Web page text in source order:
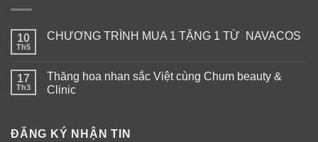
10
Th5
CHƯƠNG TRÌNH MUA 1 TẶNG 1 TỪ NAVACOS
17
Th3
Thăng hoa nhan sắc Việt cùng Chum beauty &
Clinic
ĐĂNG KÝ NHẬN TIN